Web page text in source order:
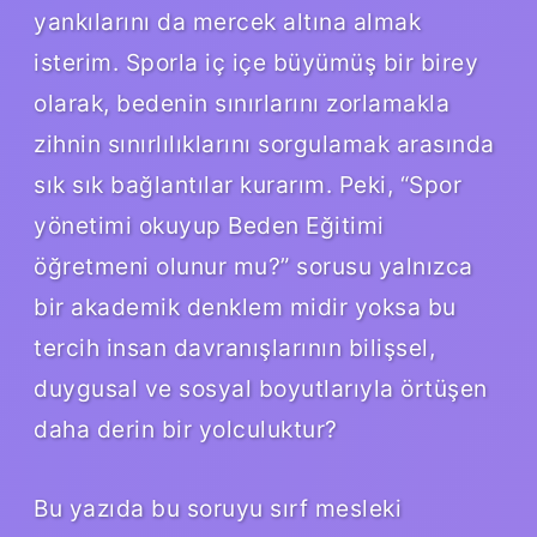
yankılarını da mercek altına almak
isterim. Sporla iç içe büyümüş bir birey
olarak, bedenin sınırlarını zorlamakla
zihnin sınırlılıklarını sorgulamak arasında
sık sık bağlantılar kurarım. Peki, “Spor
yönetimi okuyup Beden Eğitimi
öğretmeni olunur mu?” sorusu yalnızca
bir akademik denklem midir yoksa bu
tercih insan davranışlarının bilişsel,
duygusal ve sosyal boyutlarıyla örtüşen
daha derin bir yolculuktur?
Bu yazıda bu soruyu sırf mesleki